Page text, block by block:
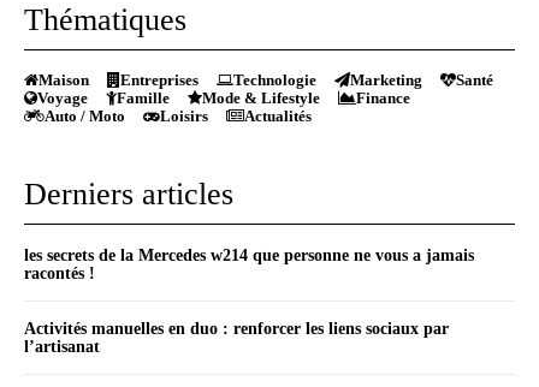
Thématiques
Maison Entreprises Technologie Marketing
Santé
Voyage
Famille Mode & Lifestyle
Finance
Auto / Moto
Loisirs Actualités
Derniers articles
les secrets de la Mercedes w214 que personne ne vous a jamais
racontés !
Activités manuelles en duo : renforcer les liens sociaux par
l’artisanat